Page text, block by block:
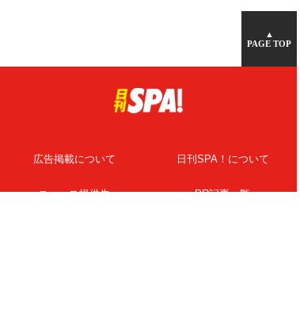
▲
PAGE TOP
広告掲載について 日刊SPA！について
ニュース提供先 PR記事一覧